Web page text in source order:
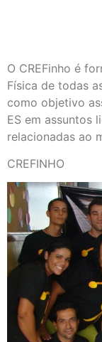
O CREFinho é
Física de todas
como objetivo
ES em assuntos
relacionadas ao
CREFINHO